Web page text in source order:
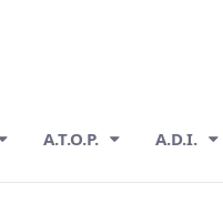
A.T.O.P. A.D.I.